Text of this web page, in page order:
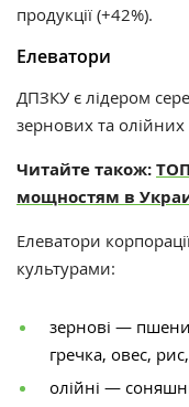
продукції (+42%).
Елеватори
ДПЗКУ є лідером
зернових та олійних
Читайте також:
мощностям в
Елеватори
культурами:
зернові —
гречка, овес,
олійні —